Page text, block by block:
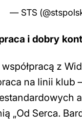
— STS
i dobry
z
na linii klub
„Od Serca.